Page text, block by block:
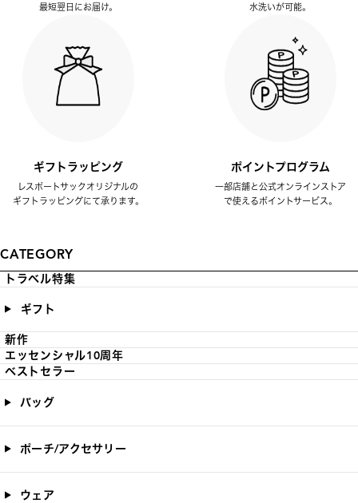
最短翌日にお届け。
水洗いが可能。
ギフトラッピング
レスポートサックオリジナルの
ギフトラッピングにて承ります。
ポイントプログラム
一部店舗と公式オンラインストア
で使えるポイントサービス。
CATEGORY
トラベル特集
ギフト
新作
エッセンシャル10周年
ベストセラー
バッグ
ポーチ/アクセサリー
ウェア